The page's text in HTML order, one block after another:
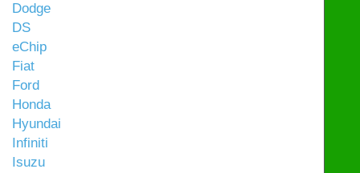
Dodge
DS
eChip
Fiat
Ford
Honda
Hyundai
Infiniti
Isuzu